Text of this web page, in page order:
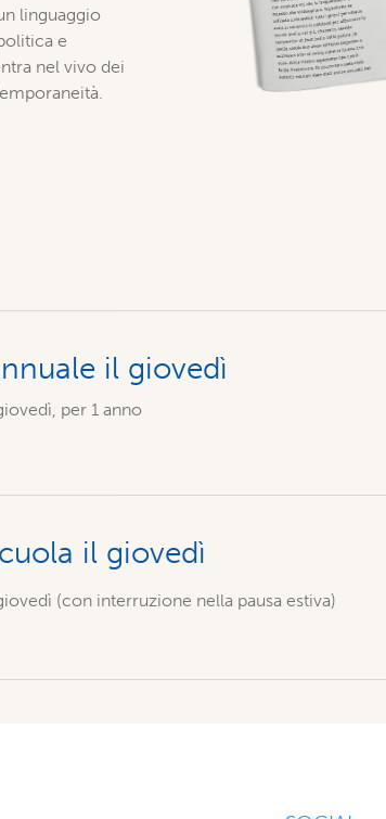
linguaggio
e
nel vivo dei
il giovedì
per 1 anno
il giovedì
(con interruzione nella pausa estiva)